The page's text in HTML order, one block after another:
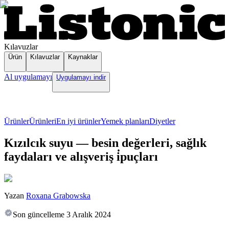
Kılavuzlar
Ürün Kılavuzlar Kaynaklar
Al uygulamayı Uygulamayı indir
ÜrünlerÜrünleriEn iyi ürünlerYemek planlarıDiyetler
Kızılcık suyu — besin değerleri, sağlık
faydaları ve alışveriş i̇puçları
Yazan Roxana Grabowska
Son güncelleme 3 Aralık 2024